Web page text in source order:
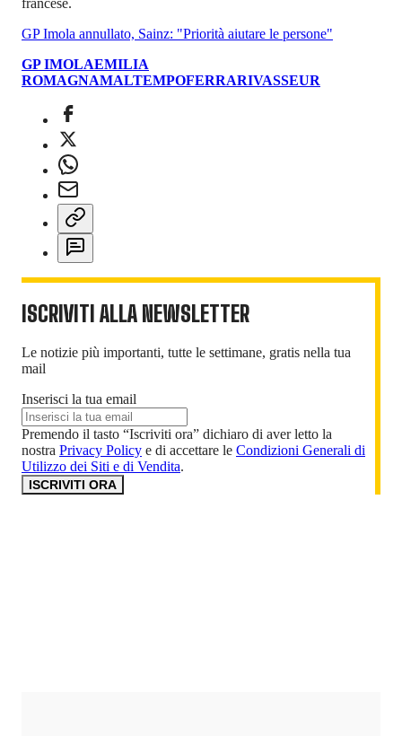
francese.
GP Imola annullato, Sainz: "Priorità aiutare le persone"
GP IMOLAEMILIA
ROMAGNAMALTEMPOFERRARIVASSEUR
ISCRIVITI ALLA NEWSLETTER
Le notizie più importanti, tutte le settimane, gratis nella tua
mail
Inserisci la tua email
Premendo il tasto “Iscriviti ora” dichiaro di aver letto la
nostra Privacy Policy e di accettare le Condizioni Generali di
Utilizzo dei Siti e di Vendita.
ISCRIVITI ORA